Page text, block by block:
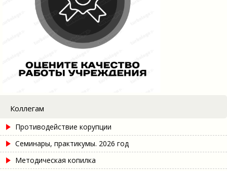
Коллегам
Противодействие корупции
Семинары, практикумы. 2026 год
Методическая копилка